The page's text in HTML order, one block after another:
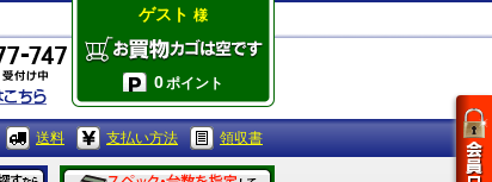
ゲスト 様
0ポイント
送料 支払い方法 領収書